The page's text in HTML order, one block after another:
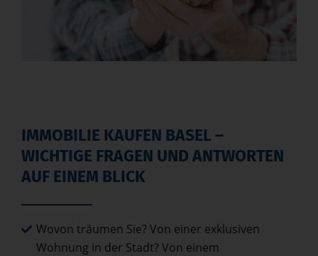
IMMOBILIE KAUFEN BASEL –
WICHTIGE FRAGEN UND ANTWORTEN
AUF EINEM BLICK
Wovon träumen Sie? Von einer exklusiven
Wohnung in der Stadt? Von einem